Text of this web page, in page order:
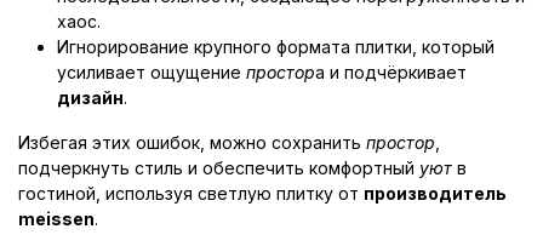
хаос.
Игнорирование крупного формата плитки, который
усиливает ощущение простора и подчёркивает
дизайн.
Избегая этих ошибок, можно сохранить простор
подчеркнуть стиль и обеспечить комфортный уют в
гостиной, используя светлую плитку от производитель
meissen.